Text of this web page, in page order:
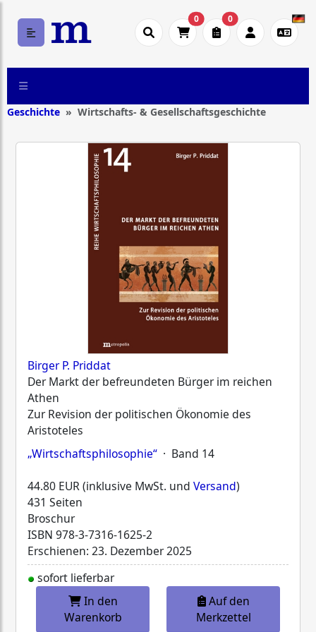
0 0
Geschichte Wirtschafts- & Gesellschaftsgeschichte
Birger P. Priddat
Der Markt der befreundeten Bürger im reichen
Athen
Zur Revision der politischen Ökonomie des
Aristoteles
„Wirtschaftsphilosophie“ · Band 14
44.80 EUR (inklusive MwSt. und Versand)
431 Seiten
Broschur
ISBN 978-3-7316-1625-2
Erschienen: 23. Dezember 2025
sofort lieferbar
In den
Warenkorb
Auf den
Merkzettel